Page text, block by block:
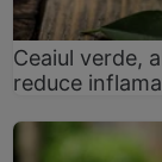
Ceaiul verde,
reduce